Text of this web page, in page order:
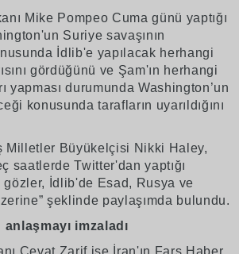
Mike Pompeo Cuma günü yaptığı
Suriye savaşının
İdlib'e yapılacak herhangi
gördüğünü ve Şam'ın herhangi
yapması durumunda Washington’un
konusunda tarafların uyarıldığını
Milletler Büyükelçisi Nikki Haley,
saatlerde Twitter'dan yaptığı
gözler, İdlib'de Esad, Rusya ve
şeklinde paylaşımda bulundu.
imzaladı
Cevat Zarif ise İran'ın Fars Haber